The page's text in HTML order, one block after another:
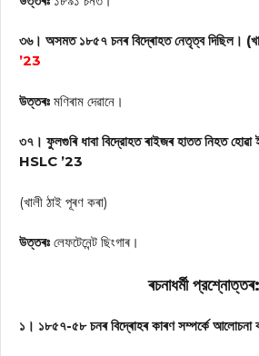
৩৬। অসমত ১৮৫৭ চনৰ বিদ্ৰোহত নেতৃত্ব দিছিল।
’23
উত্তৰঃ মণিৰাম দেৱানে।
৩৭। ফুলগুৰি ধাবা বিদ্রোহত ৰাইজৰ হাতত নিহত
HSLC ’23
(খালী ঠাই পূৰণ কৰা)
উত্তৰঃ লেফটেনেন্ট ছিংগাৰ।
ৰচনাধৰ্মী প্রশ্নোত্তৰ:
১। ১৮৫৭-৫৮ চনৰ বিদ্ৰোহৰ কাৰণ সম্পর্কে আলোচনা